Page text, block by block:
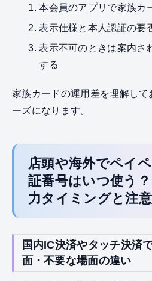
本会員のアプリで家族カ
表示仕様と本人認証の要
表示不可のときは案内さ
する
家族カードの運用差を理解し
ーズになります。
店頭や海外でペイ
証番号はいつ使う
力タイミングと注
国内IC決済やタッチ決済
面・不要な場面の違い